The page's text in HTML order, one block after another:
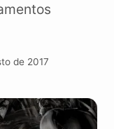
de 2017